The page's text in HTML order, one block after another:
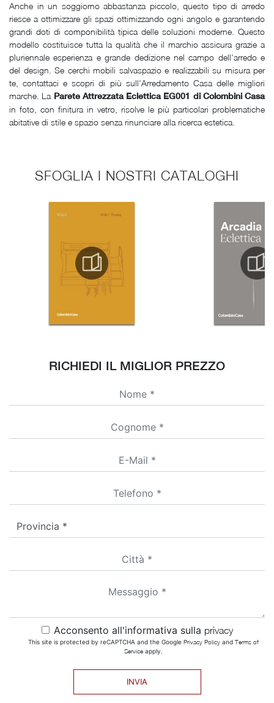
Anche in un soggiorno abbastanza piccolo, questo tipo di arredo
riesce a ottimizzare gli spazi ottimizzando ogni angolo e garantendo
grandi doti di componibilità tipica delle soluzioni moderne. Questo
modello costituisce tutta la qualità che il marchio assicura grazie a
pluriennale esperienza e grande dedizione nel campo dell'arredo e
del design. Se cerchi mobili salvaspazio e realizzabili su misura per
te, contattaci e scopri di più sull'Arredamento Casa delle migliori
marche. La Parete Attrezzata Eclettica EG001 di Colombini Casa
in foto, con finitura in vetro, risolve le più particolari problematiche
abitative di stile e spazio senza rinunciare alla ricerca estetica.
SFOGLIA I NOSTRI CATALOGHI
RICHIEDI IL MIGLIOR PREZZO
Acconsento all'informativa sulla privacy
This site is protected by reCAPTCHA and the Google Privacy Policyand Terms of
Serviceapply.
INVIA